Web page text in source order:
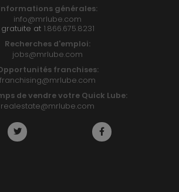
générales:
info@mrlube.com
gratuite at 1.866.675.8231
Recherches d'emploi:
jobs@mrlube.com
franchises:
franchising@mrlube.com
de vendre votre Quick Lube:
realestate@mrlube.com